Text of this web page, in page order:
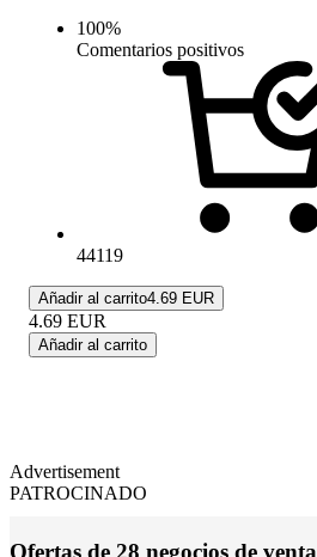
100%
Comentarios positivos
44119
Añadir al carrito4.69 EUR
4.69 EUR
Añadir al carrito
Advertisement
PATROCINADO
Ofertas de 28 negocios de venta